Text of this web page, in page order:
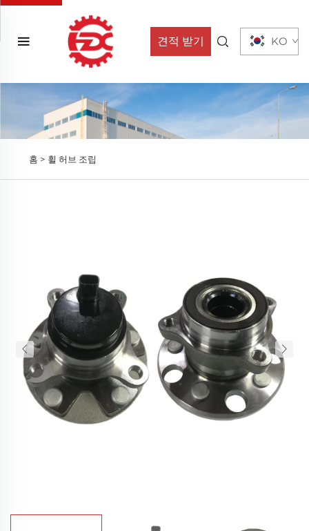
견적 받기 KO
홈 > 휠 허브 조립